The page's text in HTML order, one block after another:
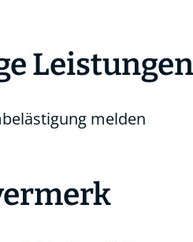
Leistungen
melden